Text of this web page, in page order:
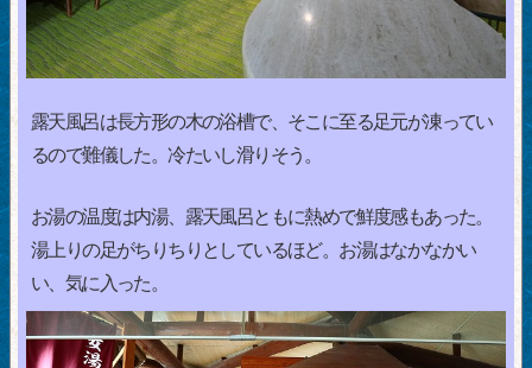
露天風呂は長方形の木の浴槽で、そこに至る足元が凍ってい
るので難儀した。冷たいし滑りそう。
お湯の温度は内湯、露天風呂ともに熱めで鮮度感もあった。
湯上りの足がちりちりとしているほど。お湯はなかなかい
い、気に入った。